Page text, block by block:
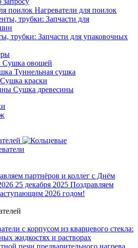
Нагреватели для поилок
трубки: Запчасти для упаковочных
Сушка овощей
Туннельная сушка
Сушка краски
Сушка древесины
партнёров и коллег с Днём
25 декабря 2025 Поздравляем
2026 годом!
с корпусом из кварцевого стекла:
жидкостях и растворах
печи предварительного нагрева